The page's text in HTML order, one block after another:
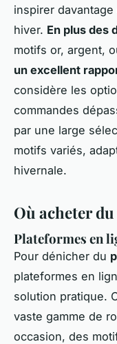
inspirer
hiver. En plus des
motifs or, argent,
un excellent
considère les
commandes
par une large
motifs variés,
hivernale.
Où acheter
Plateformes en
Pour dénicher du
plateformes en
solution pratique.
vaste gamme de
occasion, des